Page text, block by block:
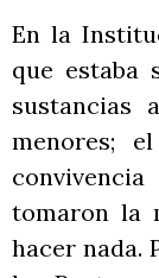
En la
que estaba
sustancias
menores;
tomaron la
hacer nada.